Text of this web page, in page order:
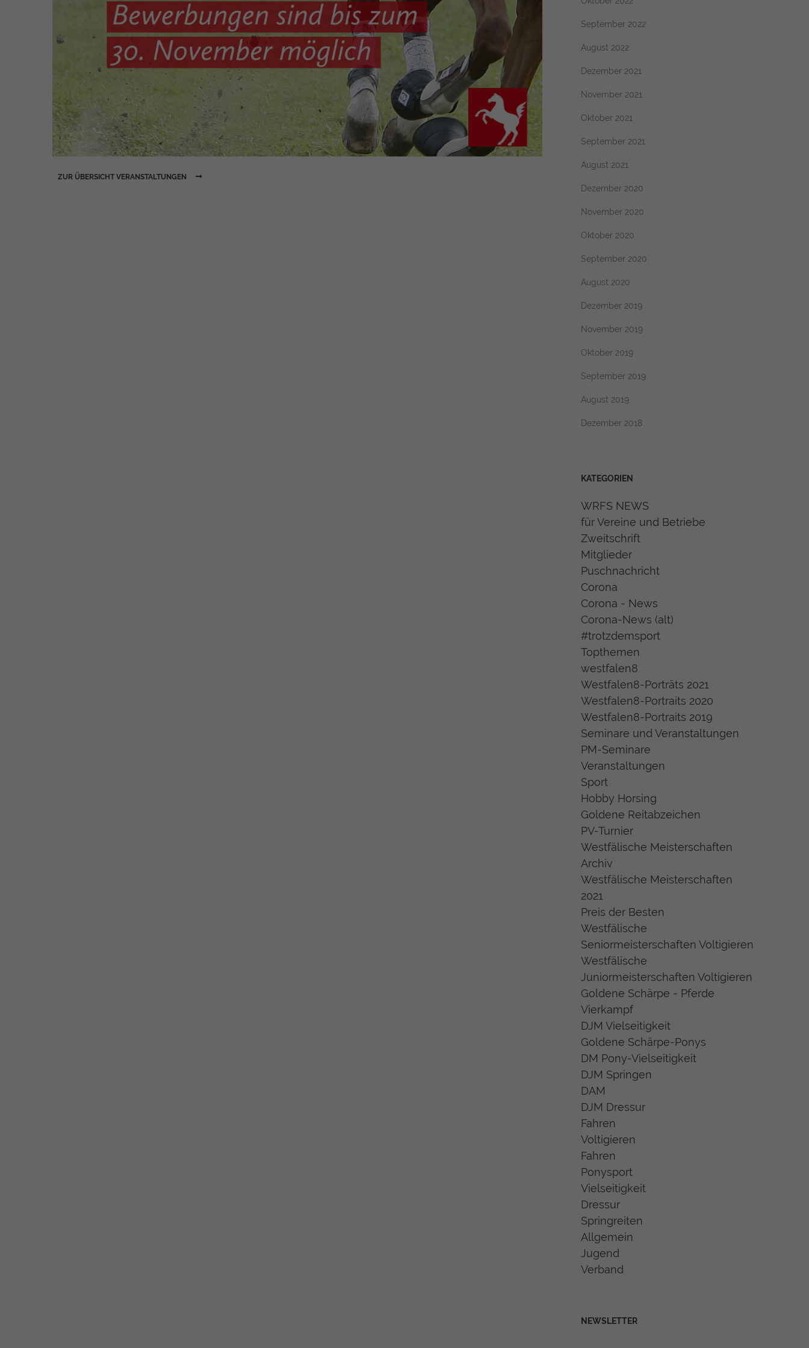
September 2022
August 2022
Dezember 2021
November 2021
Oktober 2021
September 2021
August 2021
Dezember 2020
November 2020
Oktober 2020
September 2020
August 2020
Dezember 2019
November 2019
Oktober 2019
September 2019
August 2019
Dezember 2018
KATEGORIEN
WRFS NEWS
für Vereine und Betriebe
Zweitschrift
Mitglieder
Puschnachricht
Corona
Corona - News
Corona-News (alt)
#trotzdemsport
Topthemen
westfalen8
Westfalen8-Porträts 2021
Westfalen8-Portraits 2020
Westfalen8-Portraits 2019
Seminare und Veranstaltungen
PM-Seminare
Veranstaltungen
Sport
Hobby Horsing
Goldene Reitabzeichen
PV-Turnier
Westfälische Meisterschaften
Archiv
Westfälische Meisterschaften
2021
Preis der Besten
Westfälische
Seniormeisterschaften Voltigieren
Westfälische
Juniormeisterschaften Voltigieren
Goldene Schärpe - Pferde
Vierkampf
DJM Vielseitigkeit
Goldene Schärpe-Ponys
DM Pony-Vielseitigkeit
DJM Springen
DAM
DJM Dressur
Fahren
Voltigieren
Fahren
Ponysport
Vielseitigkeit
Dressur
Springreiten
Allgemein
Jugend
Verband
NEWSLETTER
ZUR ÜBERSICHT VERANSTALTUNGEN